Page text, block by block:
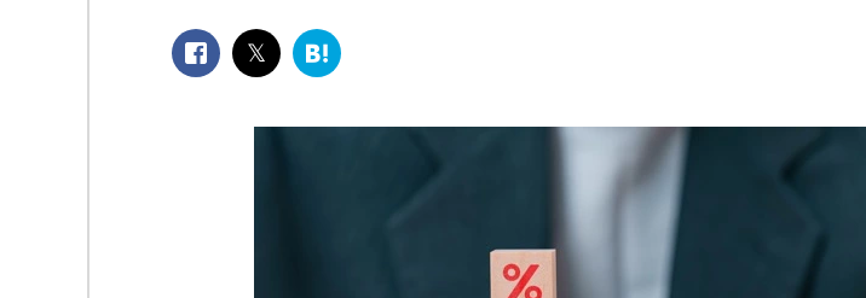
facebook
twitterは
ブ